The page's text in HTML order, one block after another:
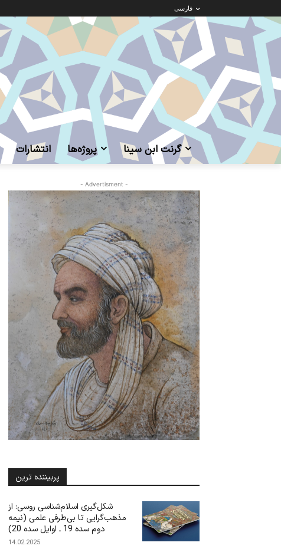
فارسی
انتشارات پروژه‌ها گرنت ابن‌ سینا
- Advertisment -
پربیننده ترین
شکل‌گیری اسلام‌شناسی روسی: از
مذهب‌گرایی تا بی‌‌‌طرفی علمی (نیمه
دوم سده 19 ـ اوایل سده 20)
14.02.2025